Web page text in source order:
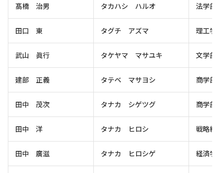
髙橋 治男 タカハシ ハルオ 法学部
田口 東 タグチ アズマ 理工学
武山 眞行 タケヤマ マサユキ 文学部
建部 正義 タテベ マサヨシ 商学部
田中 茂次 タナカ シゲツグ 商学部
田中 洋 タナカ ヒロシ 戦略経
田中 廣滋 タナカ ヒロシゲ 経済学